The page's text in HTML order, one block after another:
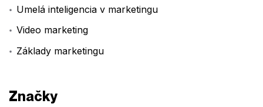
Umelá inteligencia v marketingu
Video marketing
Základy marketingu
Značky